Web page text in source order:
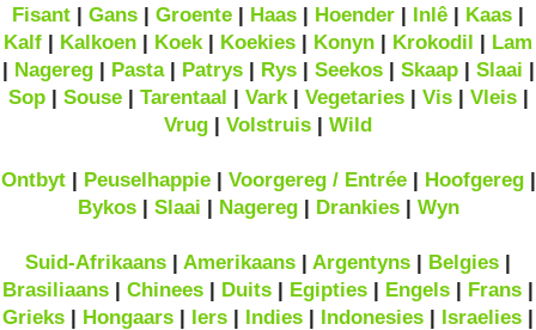
Fisant | Gans | Groente | Haas | Hoender | Inlê | Kaas |
Kalf | Kalkoen | Koek | Koekies | Konyn | Krokodil | Lam
| Nagereg| Pasta| Patrys| Rys| Seekos| Skaap| Slaai |
Sop| Souse| Tarentaal | Vark| Vegetaries| Vis| Vleis|
Vrug | Volstruis | Wild
Ontbyt| Peuselhappie| Voorgereg / Entrée| Hoofgereg|
Bykos| Slaai | Nagereg| Drankies| Wyn
Suid-Afrikaans | Amerikaans | Argentyns | Belgies |
Brasiliaans | Chinees | Duits | Egipties | Engels | Frans |
Grieks | Hongaars | Iers | Indies | Indonesies | Israelies |